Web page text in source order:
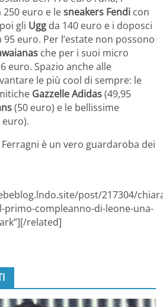
250 euro e lesneakers Fendi con
gli Ugg da 140 euro e i doposci
95 euro. Per l’estate non possono
che per i suoi micro
euro. Spazio anche alle
le più cool di sempre: le
Gazzelle Adidas(49,95
(50 euro) e le bellissime
è un vero guardaroba dei
post/217304/
primo-compleanno-di-leone-una-
related]